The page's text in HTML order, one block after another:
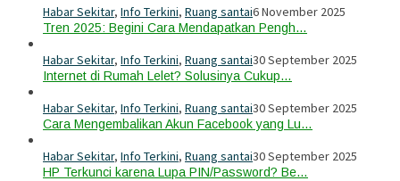
Habar Sekitar, Info Terkini, Ruang santai6 November 2025
Tren 2025: Begini Cara Mendapatkan Pengh…
Habar Sekitar, Info Terkini, Ruang santai30 September 2025
Internet di Rumah Lelet? Solusinya Cukup…
Habar Sekitar, Info Terkini, Ruang santai30 September 2025
Cara Mengembalikan Akun Facebook yang Lu…
Habar Sekitar, Info Terkini, Ruang santai30 September 2025
HP Terkunci karena Lupa PIN/Password? Be…